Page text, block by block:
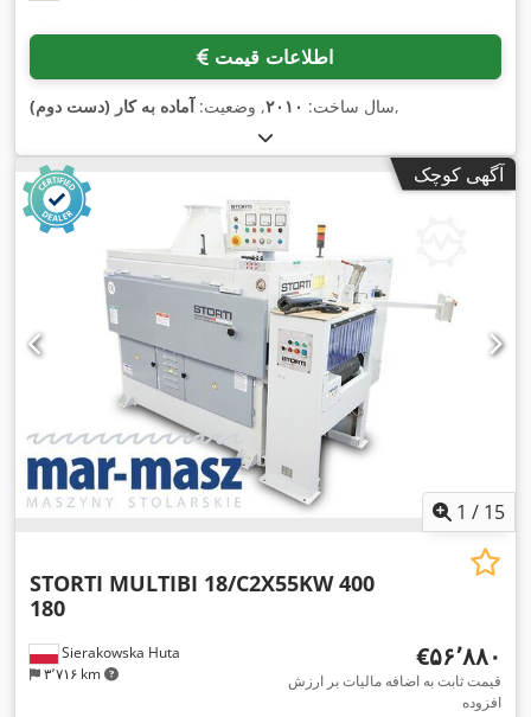
اطلاعات قیمت
سال ساخت: ۲۰۱۰, وضعیت:آماده به کار (دست دوم) ,
آگهی کوچک
1 / 15
Sierakowska Huta
۳٬۷۱۶ km
STORTI MULTIBI 18/C2X55KW 400
180
‎€۵۶٬۸۸۰
قیمت ثابت به اضافه مالیات بر ارزش
افزوده